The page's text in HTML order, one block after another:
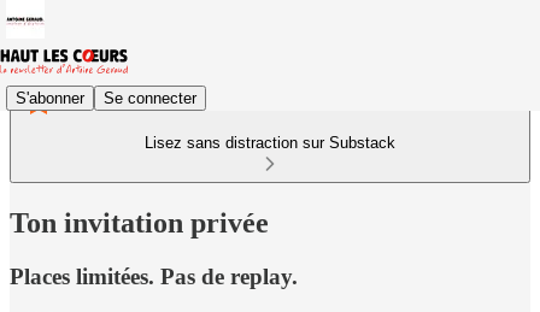
S'abonner Se connecter
Lisez sans distraction sur Substack
Ton invitation privée
Places limitées. Pas de replay.